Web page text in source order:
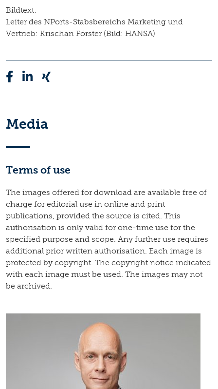
Bildtext:
Leiter des NPorts-Stabsbereichs Marketing und
Vertrieb: Krischan Förster (Bild: HANSA)
Media
Terms of use
The images offered for download are available free of
charge for editorial use in online and print
publications, provided the source is cited. This
authorisation is only valid for one-time use for the
specified purpose and scope. Any further use requires
additional prior written authorisation. Each image is
protected by copyright. The copyright notice indicated
with each image must be used. The images may not
be archived.